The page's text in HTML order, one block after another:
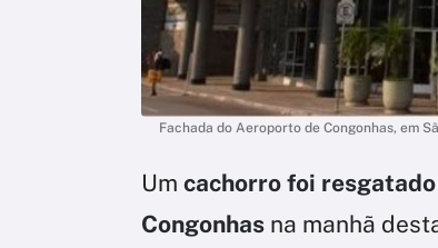
Fachada do Aeroporto de Congonhas, em
Um cachorro foi resgatado
Congonhas na manhã